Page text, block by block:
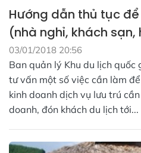
Hướng dẫn thủ tục
(nhà nghỉ, khách
03/01/2018 20:56
Ban quản lý Khu du lịch
tư vấn một số việc cần làm
kinh doanh dịch vụ lưu trú
doanh, đón khách du lịch tới...